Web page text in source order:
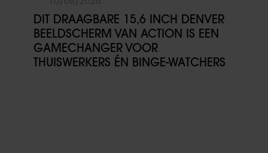
DIT DRAAGBARE 15,6 INCH DENVER
BEELDSCHERM VAN ACTION IS EEN
GAMECHANGER VOOR
THUISWERKERS ÉN BINGE-WATCHERS